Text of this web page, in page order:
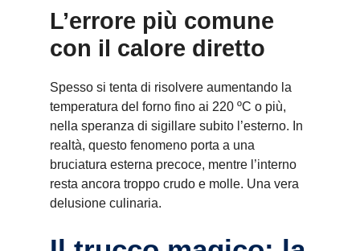
L’errore più comune
con il calore diretto
Spesso si tenta di risolvere aumentando la
temperatura del forno fino ai 220 ºC o più,
nella speranza di sigillare subito l’esterno. In
realtà, questo fenomeno porta a una
bruciatura esterna precoce, mentre l’interno
resta ancora troppo crudo e molle. Una vera
delusione culinaria.